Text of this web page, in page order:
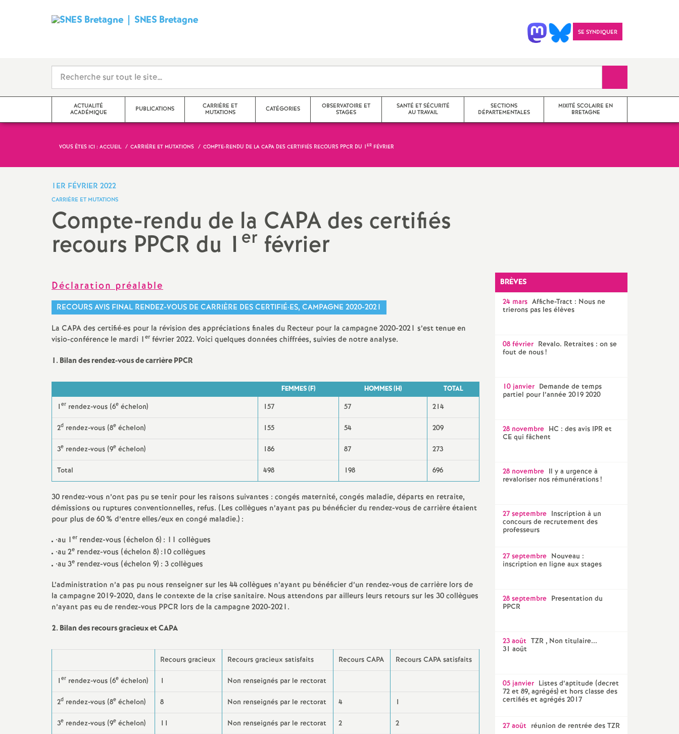
SNES BretagneS
d
i
c
N
a
i
o
a
s
E
n
s
e
n
SE SYNDIQUER
ACTUALITÉ
ACADÉMIQUE
Édito
Lycée, bac, post bac
Adhésion
Actualité des départements
Contacter la section
académique (S3)
discrimination; Egalité
Congrès académique
Au BO et les circulaires
rectorales
établissements
Elections professionnelles
PUBLICATIONS
SNES Bretagne 2025 2026
Archives 2023-2024
Archives 2021 2022
Archives 2020 2021
Archives 2019 2020
Archives 2018 2019
Archives 2017 2018
Archives 2016 -2017
Archives 2015 2016
Archives 2013 2014
Archives 2012 2013
Archive 2010 2011
Archives 2004 2010
CARRIÈRE ET
MUTATIONS
Classe exceptionnelle
Changement de corps (par
liste d’aptitude...)
Carrière
Fiches syndicales
CATÉGORIES
CPE
PsyEN
Stagiaires
AED, AESH
OBSERVATOIRE ET
STAGES
Langue régionale
Les stages des années
précédentes
SANTÉ ET SÉCURITÉ
AU TRAVAIL
Droit à la santé
SECTIONS
DÉPARTEMENTALES
MIXITÉ SCOLAIRE EN
BRETAGNE
VOUS ÊTES ICI : ACCUEIL CARRIÈRE ET MUTATIONS COMPTE-RENDU DE LA CAPA DES CERTIFIÉS RECOURS PPCR DU 1ER FÉVRIER
1ER FÉVRIER 2022
CARRIÈRE ET MUTATIONS
Compte-rendu de la CAPA des certifiés
recours PPCR du 1 er février
Déclaration préalable
RECOURS AVIS FINAL RENDEZ-VOUS DE CARRIÈRE DES CERTIFIÉ·ES, CAMPAGNE 2020-2021
La CAPA des certifié·es pour la révision des appréciations finales du Recteur pour la campagne 2020-2021 s’est tenue en
visio-conférence le mardi 1er février 2022. Voici quelques données chiffrées, suivies de notre analyse.
1. Bilan des rendez-vous de carrière PPCR
FEMMES (F) HOMMES (H) TOTAL
1er rendez-vous (6e échelon) 157 57 214
2d rendez-vous (8e échelon) 155 54 209
3e rendez-vous (9e échelon) 186 87 273
Total 498 198 696
30 rendez-vous n’ont pas pu se tenir pour les raisons suivantes : congés maternité, congés maladie, départs en retraite,
démissions ou ruptures conventionnelles, refus. (Les collègues n’ayant pas pu bénéficier du rendez-vous de carrière étaient
pour plus de 60% d’entre elles/eux en congé maladie.) :
•au 1er rendez-vous (échelon 6) : 11 collègues
•au 2e rendez-vous (échelon 8) :10 collègues
•au 3e rendez-vous (échelon 9) : 3 collègues
L’administration n’a pas pu nous renseigner sur les 44 collègues n’ayant pu bénéficier d’un rendez-vous de carrière lors de
la campagne 2019-2020, dans le contexte de la crise sanitaire. Nous attendons par ailleurs leurs retours sur les 30 collègues
n’ayant pas eu de rendez-vous PPCR lors de la campagne 2020-2021.
2. Bilan des recours gracieux et CAPA
Recours gracieux Recours gracieux satisfaits Recours CAPA Recours CAPA satisfaits
1er rendez-vous (6e échelon) 1 Non renseignés par le rectorat
2d rendez-vous (8e échelon) 8 Non renseignés par le rectorat 4 1
3e rendez-vous (9e échelon) 11 Non renseignés par le rectorat 2 2
BRÈVES
24 mars Affiche-Tract : Nous ne
trierons pas les élèves
08 février Revalo. Retraites : on se
fout de nous!
10 janvier Demande de temps
partiel pour l’année 2019 2020
28 novembre HC : des avis IPR et
CE qui fâchent
28 novembre Il y a urgence à
revaloriser nos rémunérations!
27 septembre Inscription à un
concours de recrutement des
professeurs
27 septembre Nouveau :
inscription en ligne aux stages
28 septembre Presentation du
PPCR
23 août TZR , Non titulaire...
31 août
05 janvier Listes d’aptitude (decret
72 et 89, agrégés) et hors classe des
certifiés et agrégés 2017
27 août réunion de rentrée des TZR